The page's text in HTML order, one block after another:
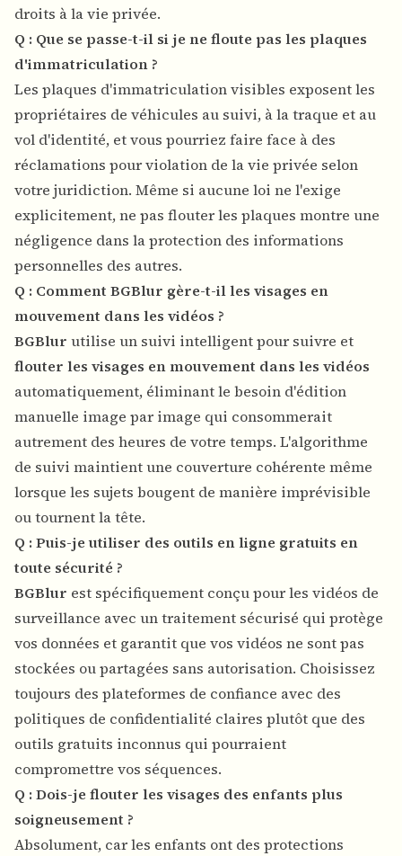
droits à la vie privée.
Q : Que se passe-t-il si je ne floute pas les plaques
d'immatriculation ?
Les plaques d'immatriculation visibles exposent les
propriétaires de véhicules au suivi, à la traque et au
vol d'identité, et vous pourriez faire face à des
réclamations pour violation de la vie privée selon
votre juridiction. Même si aucune loi ne l'exige
explicitement, ne pas flouter les plaques montre une
négligence dans la protection des informations
personnelles des autres.
Q : Comment BGBlur gère-t-il les visages en
mouvement dans les vidéos ?
BGBlur utilise un suivi intelligent pour suivre et
flouter les visages en mouvement dans les vidéos
automatiquement, éliminant le besoin d'édition
manuelle image par image qui consommerait
autrement des heures de votre temps. L'algorithme
de suivi maintient une couverture cohérente même
lorsque les sujets bougent de manière imprévisible
ou tournent la tête.
Q : Puis-je utiliser des outils en ligne gratuits en
toute sécurité ?
BGBlur est spécifiquement conçu pour les vidéos de
surveillance avec un traitement sécurisé qui protège
vos données et garantit que vos vidéos ne sont pas
stockées ou partagées sans autorisation. Choisissez
toujours des plateformes de confiance avec des
politiques de confidentialité claires plutôt que des
outils gratuits inconnus qui pourraient
compromettre vos séquences.
Q : Dois-je flouter les visages des enfants plus
soigneusement ?
Absolument, car les enfants ont des protections